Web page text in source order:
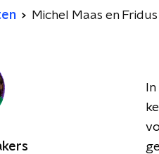
Michel Maas en